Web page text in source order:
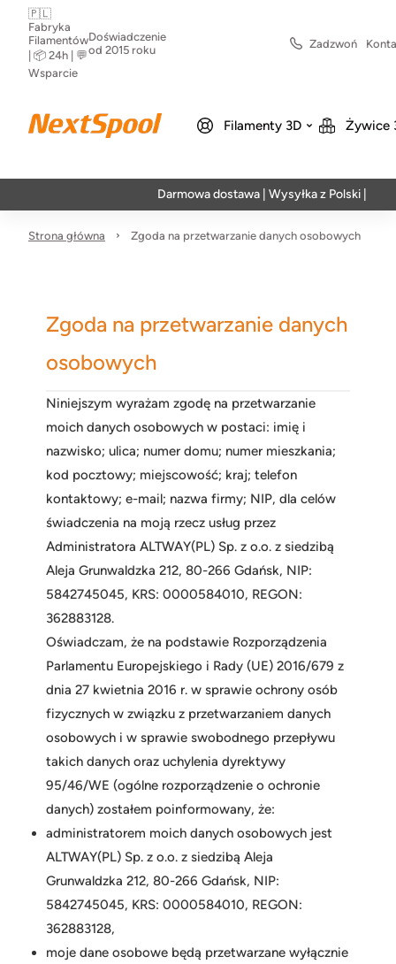
🇵🇱
Fabryka
Filamentów
| 📦 24h | 💬
Wsparcie
Doświadczenie
od 2015 roku
Zadzwoń
Filamenty 3D Żywice
Darmowa dostawa | Wysyłka z Polski | Szybka
Strona główna Zgoda na przetwarzanie danych osobowych
Zgoda na przetwarzanie danych
osobowych
Niniejszym wyrażam zgodę na przetwarzanie
moich danych osobowych w postaci: imię i
nazwisko; ulica; numer domu; numer mieszkania;
kod pocztowy; miejscowość; kraj; telefon
kontaktowy; e-mail; nazwa firmy; NIP, dla celów
świadczenia na moją rzecz usług przez
Administratora ALTWAY(PL) Sp. z o.o. z siedzibą
Aleja Grunwaldzka 212, 80-266 Gdańsk, NIP:
5842745045, KRS: 0000584010, REGON:
362883128.
Oświadczam, że na podstawie Rozporządzenia
Parlamentu Europejskiego i Rady (UE) 2016/679 z
dnia 27 kwietnia 2016 r. w sprawie ochrony osób
fizycznych w związku z przetwarzaniem danych
osobowych i w sprawie swobodnego przepływu
takich danych oraz uchylenia dyrektywy
95/46/WE (ogólne rozporządzenie o ochronie
danych) zostałem poinformowany, że:
administratorem moich danych osobowych jest
ALTWAY(PL) Sp. z o.o. z siedzibą Aleja
Grunwaldzka 212, 80-266 Gdańsk, NIP:
5842745045, KRS: 0000584010, REGON:
362883128,
moje dane osobowe będą przetwarzane wyłącznie